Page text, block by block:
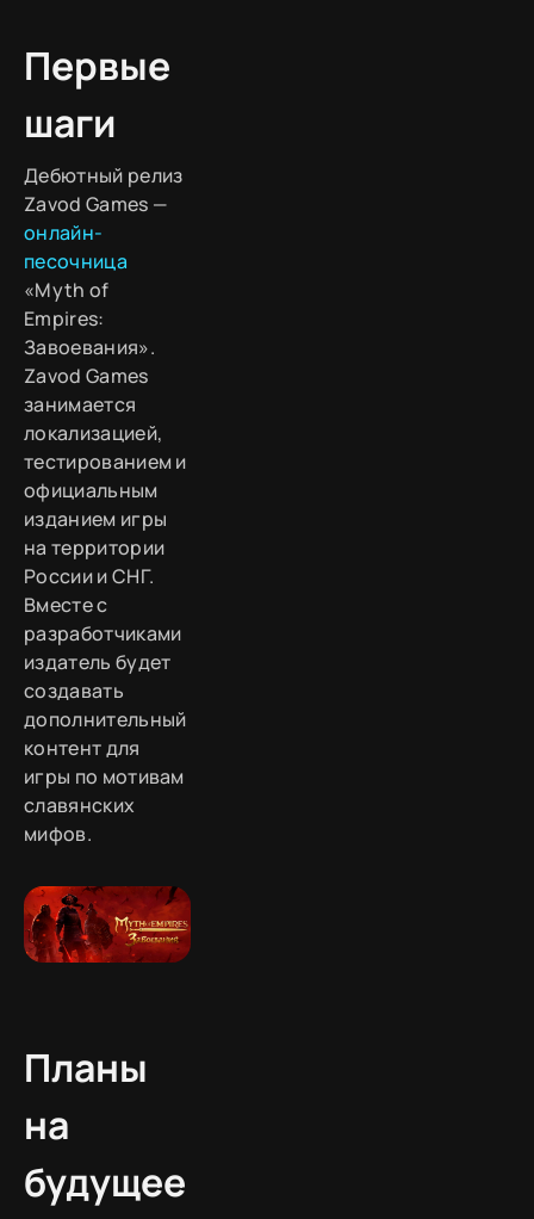
Первые
шаги
Дебютный релиз
Zavod Games —
онлайн-
песочница
«Myth of
Empires:
Завоевания».
Zavod Games
занимается
локализацией,
тестированием и
официальным
изданием игры
на территории
России и СНГ.
Вместе с
разработчиками
издатель будет
создавать
дополнительный
контент для
игры по мотивам
славянских
мифов.
Планы
на
будущее